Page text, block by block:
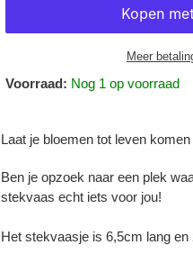
Meer
Voorraad: Nog 1 op voorraad
toegevoegen
je
winkelwagen
Laat je bloemen tot leven
Ben je opzoek naar een plek
stekvaas echt iets voor jou!
Het stekvaasje is 6,5cm lang